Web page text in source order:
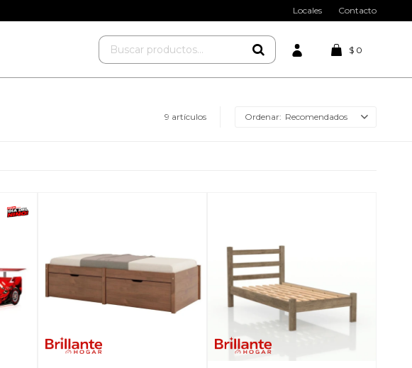
$ 0
Locales Contacto
9 artículos Recomendados